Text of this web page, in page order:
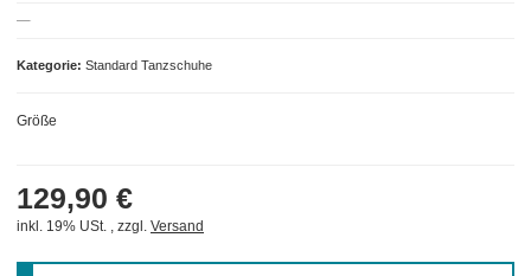
Kategorie Standard Tanzschuhe
Größe
129,90 €
inkl. 19% USt. , zzgl. Versand